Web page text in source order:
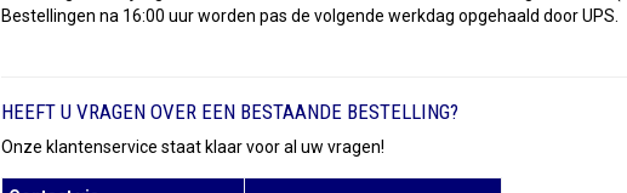
Bestellingen na 16:00 uur worden pas de volgende werkdag opgehaald door UPS.
HEEFT U VRAGEN OVER EEN BESTAANDE BESTELLING?
Onze klantenservice staat klaar voor al uw vragen!